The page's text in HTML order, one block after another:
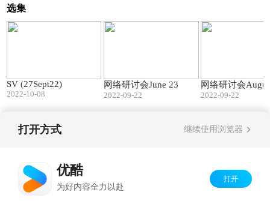
选集
SV (27Sept22)
2022-10-08
网络研讨会June 23
2022-09-22
网络研讨会
2022-09-22
打开方式 继续使用浏览器
优酷
为好内容全力以赴
打开